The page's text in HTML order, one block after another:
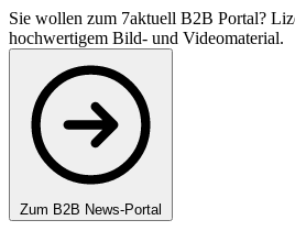
Sie wollen zum 7aktuell B2B Portal?
hochwertigem Bild- und Videomaterial.
Zum B2B News-Portal